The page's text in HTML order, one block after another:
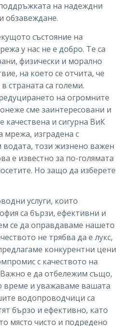
на надеждни
обзавеждане.
състояние на
у нас не е добро. Те са
физически и морално
на което се отчита, че
страната са големи.
на огромните
сме заинтересовани и
и сигурна ВиК
мрежа, изградена с
водата, този жизнено важен
е известно за по-голямата
Но защо да изберете
услуги, които
са бързи, ефективни и
се да оправдаваме нашето
не трябва да е лукс,
конкурентни цени
с качеството на
Важно е да отбележим също,
и уважаваме вашата
водопроводчици са
бързо и ефективно, като
място чисто и подредено